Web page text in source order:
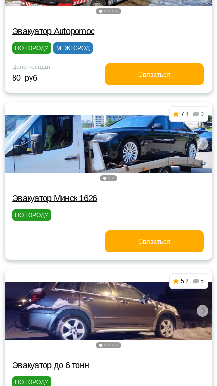
Эвакуатор Autopomoc
ПО ГОРОДУ МЕЖГОРОД
Цена посадки
80 руб Связаться
7.3 0
Эвакуатор Минск 1626
ПО ГОРОДУ
Связаться
5.2 5
Эвакуатор до 6 тонн
ПО ГОРОДУ